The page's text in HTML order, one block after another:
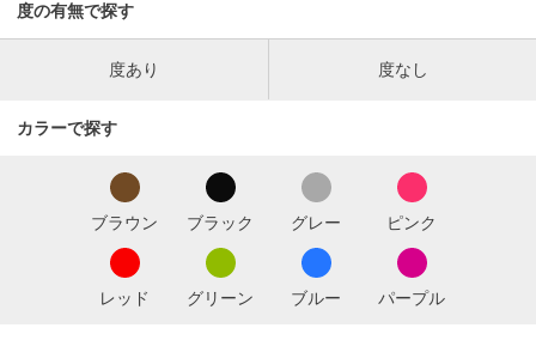
度の有無で探す
度あり 度なし
カラーで探す
ブラウン ブラック グレー ピンク
レッド グリーン ブルー パープル